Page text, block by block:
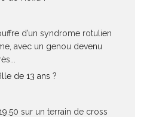
d’un syndrome rotulien
avec un genou devenu
de 13 ans ?
sur un terrain de cross